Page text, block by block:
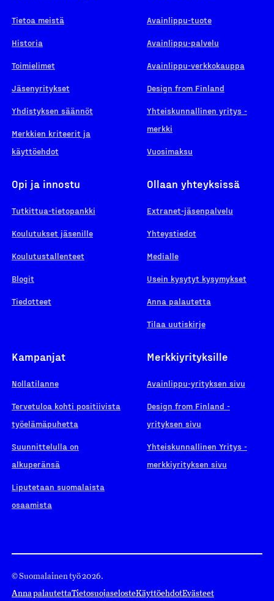
Tietoa meistä
Historia
Toimielimet
Jäsenyritykset
Yhdistyksen säännöt
Merkkien kriteerit ja
käyttöehdot
Avainlippu-tuote
Avainlippu-palvelu
Avainlippu-verkkokauppa
Design from Finland
Yhteiskunnallinen yritys -
merkki
Vuosimaksu
Opi ja innostu
Tutkittua-tietopankki
Koulutukset jäsenille
Koulutustallenteet
Blogit
Tiedotteet
Ollaan yhteyksissä
Extranet-jäsenpalvelu
Yhteystiedot
Medialle
Usein kysytyt kysymykset
Anna palautetta
Tilaa uutiskirje
Kampanjat
Nollatilanne
Tervetuloa kohti positiivista
työelämäpuhetta
Suunnittelulla on
alkuperänsä
Liputetaan suomalaista
osaamista
Merkkiyrityksille
Avainlippu-yrityksen sivu
Design from Finland -
yrityksen sivu
Yhteiskunnallinen Yritys -
merkkiyrityksen sivu
© Suomalainen työ 2026.
Anna palautettaTietosuojaselosteKäyttöehdotEvästeet